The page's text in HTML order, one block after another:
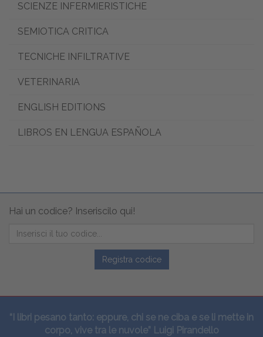
SCIENZE INFERMIERISTICHE
SEMIOTICA CRITICA
TECNICHE INFILTRATIVE
VETERINARIA
ENGLISH EDITIONS
LIBROS EN LENGUA ESPAÑOLA
Hai un codice? Inseriscilo qui!
Registra codice
“I libri pesano tanto: eppure, chi se ne ciba e se li mette in
corpo, vive tra le nuvole” Luigi Pirandello